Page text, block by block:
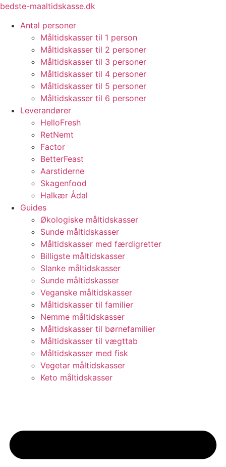
Videre
indhold
bedste-maaltidskasse.dk
Antal personer
Måltidskasser til 1 person
Måltidskasser til 2 personer
Måltidskasser til 3 personer
Måltidskasser til 4 personer
Måltidskasser til 5 personer
Måltidskasser til 6 personer
Leverandører
HelloFresh
RetNemt
Factor
BetterFeast
Aarstiderne
Skagenfood
Halkær Ådal
Guides
Økologiske måltidskasser
Sunde måltidskasser
Måltidskasser med færdigretter
Billigste måltidskasser
Slanke måltidskasser
Sunde måltidskasser
Veganske måltidskasser
Måltidskasser til familier
Nemme måltidskasser
Måltidskasser til børnefamilier
Måltidskasser til vægttab
Måltidskasser med fisk
Vegetar måltidskasser
Keto måltidskasser